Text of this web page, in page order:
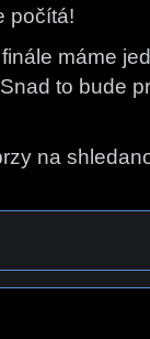
počítá!
máme
to bude
na